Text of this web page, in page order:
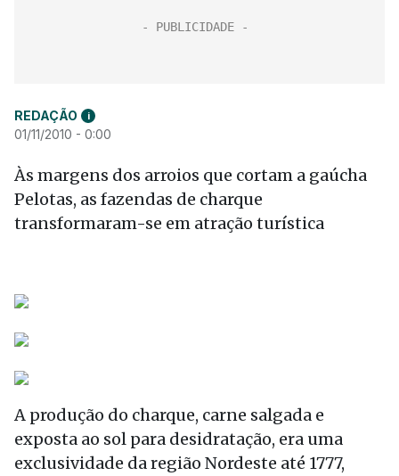
REDAÇÃO i
01/11/2010 - 0:00
Às margens dos arroios que cortam a gaúcha
Pelotas, as fazendas de charque
transformaram-se em atração turística
A produção do charque, carne salgada e
exposta ao sol para desidratação, era uma
exclusividade da região Nordeste até 1777,